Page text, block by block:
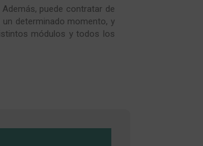
puede contratar de
determinado momento, y
módulos y todos los